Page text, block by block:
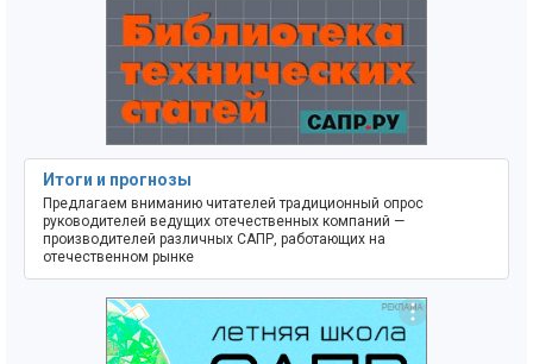
Итоги и прогнозы
Предлагаем вниманию читателей традиционный опрос
руководителей ведущих отечественных компаний —
производителей различных САПР, работающих на
отечественном рынке